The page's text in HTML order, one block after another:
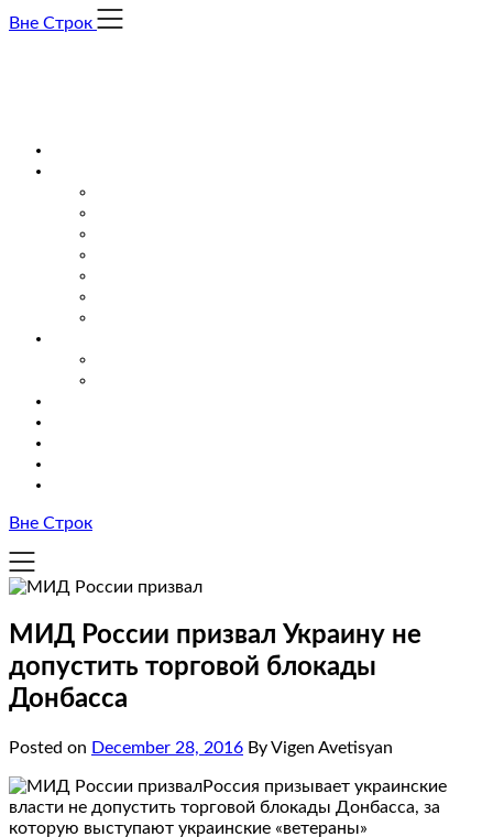
Skip
Вне Строк
Вне Строк
МИД России призвал Украину не
допустить торговой блокады
Донбасса
Posted on December 28, 2016 By Vigen Avetisyan
Россия призывает украинские
власти не допустить торговой блокады Донбасса, за
которую выступают украинские «ветераны»